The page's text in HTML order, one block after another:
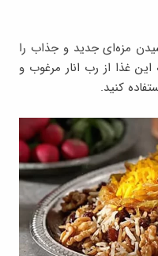
مزه‌ای جدید و جذاب را
غذا از رب انار مرغوب و
کنید.